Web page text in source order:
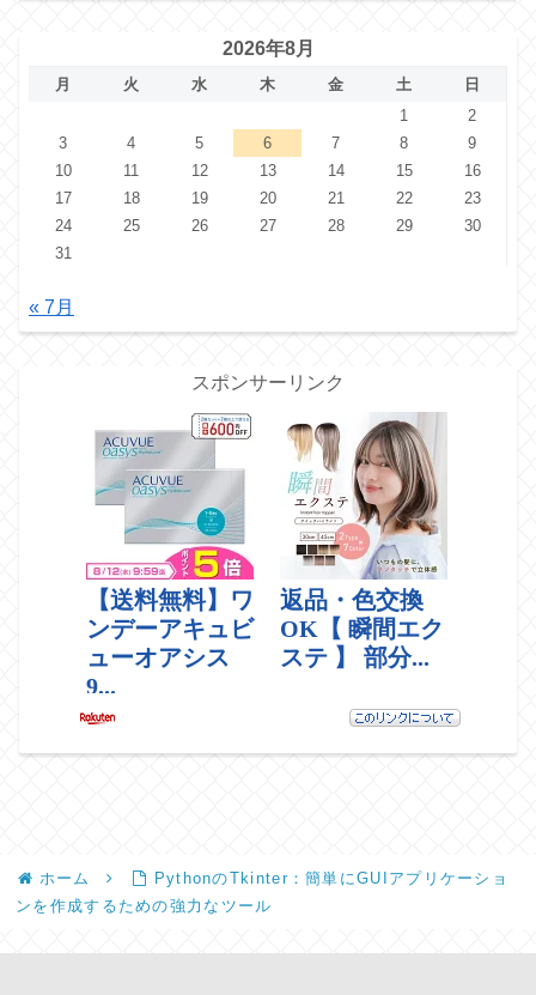
2026年8月
月 火 水 木 金 土
日
1
2
3
4 5 6 7 8
9
10
11 12 13 14 15
16
17
18 19 20 21 22
23
24
25 26 27 28 29
30
31
« 7月
スポンサーリンク
ホーム
PythonのTkinter：簡単にGUIアプリケーショ
ンを作成するための強力なツール